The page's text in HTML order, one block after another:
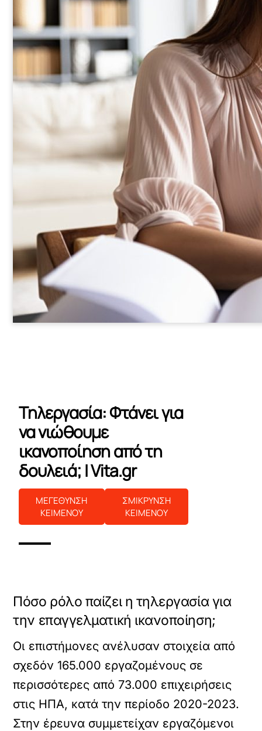
Τηλεργασία: Φτάνει για
να νιώθουμε
ικανοποίηση από τη
δουλειά; | Vita.gr
ΜΕΓΕΘΥΝΣΗ
ΚΕΙΜΕΝΟΥ
ΣΜΙΚΡΥΝΣΗ
ΚΕΙΜΕΝΟΥ
Πόσο ρόλο παίζει η τηλεργασία για
την επαγγελματική ικανοποίηση;
Οι επιστήμονες ανέλυσαν στοιχεία από
σχεδόν 165.000 εργαζομένους σε
περισσότερες από 73.000 επιχειρήσεις
στις ΗΠΑ, κατά την περίοδο 2020-2023.
Στην έρευνα συμμετείχαν εργαζόμενοι